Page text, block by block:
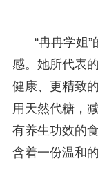
“冉冉学姐
感。她所代表
健康、更精致
用天然代糖，
有养生功效的
含着一份温和的